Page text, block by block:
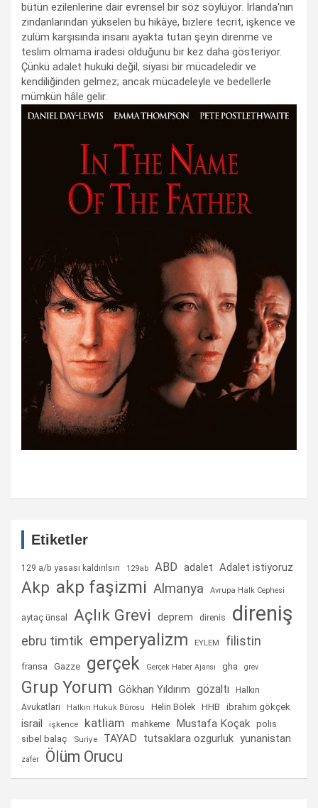
bütün ezilenlerine dair evrensel bir söz söylüyor. İrlanda'nın
zindanlarından yükselen bu hikâye, bizlere tecrit, işkence ve
zulüm karşısında insanı ayakta tutan şeyin direnme ve
teslim olmama iradesi olduğunu bir kez daha gösteriyor.
Çünkü adalet hukuki değil, siyasi bir mücadeledir ve
kendiliğinden gelmez; ancak mücadeleyle ve bedellerle
mümkün hâle gelir.
Etiketler
129 a/b yasası kaldırılsın 129ab ABD adalet Adalet istiyoruz
Akp akp faşizmi Almanya Avrupa Halk Cephesi
aytaç ünsal Açlık Grevi deprem direnis direniş
ebru timtik emperyalizm EYLEM filistin
fransa Gazze gerçek Gerçek Haber Ajansı gha grev
Grup Yorum Gökhan Yıldırım gözaltı
Halkın
Avukatları
Halkın Hukuk Bürosu Helin Bölek HHB ibrahim gökçek
israil işkence katliam mahkeme Mustafa Koçak polis
sibel balaç Suriye TAYAD tutsaklara ozgurluk yunanistan
zafer Ölüm Orucu